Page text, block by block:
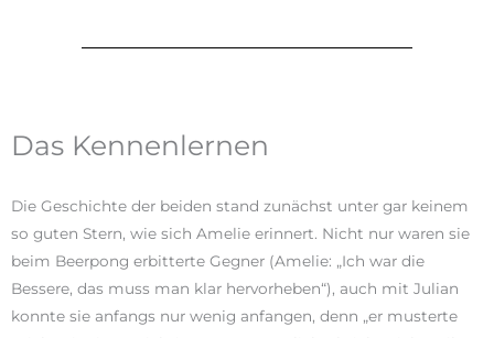
Das Kennenlernen
Die Geschichte der beiden stand zunächst unter gar keinem
so guten Stern, wie sich Amelie erinnert. Nicht nur waren sie
beim Beerpong erbitterte Gegner (Amelie: „Ich war die
Bessere, das muss man klar hervorheben“), auch mit Julian
konnte sie anfangs nur wenig anfangen, denn „er musterte